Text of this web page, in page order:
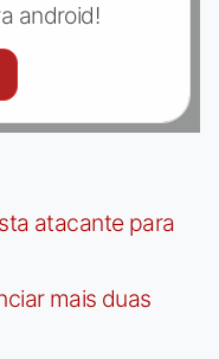
android!
atacante para
mais duas